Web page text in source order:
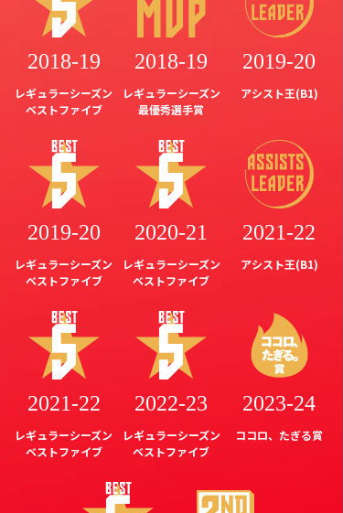
2018-19
レギュラーシーズン
ベストファイブ
2018-19
レギュラーシーズン
最優秀選手賞
2019-20
アシスト王(B1)
2019-20
レギュラーシーズン
ベストファイブ
2020-21
レギュラーシーズン
ベストファイブ
2021-22
アシスト王(B1)
2021-22
レギュラーシーズン
ベストファイブ
2022-23
レギュラーシーズン
ベストファイブ
2023-24
ココロ、たぎる賞